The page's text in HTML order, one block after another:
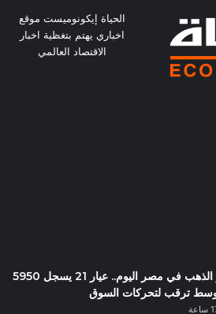
الحياة إيكونوميست موقع
اخباري يهتم بتغظية اخبار
الاقتصاد العالمي
أسعار الذهب في مصر اليوم.. عيار 21 يسجل 5950
وسط ترقب لتحركات السوق